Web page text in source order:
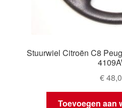
Stuurwiel Citroën C8
€
Toevoegen aan